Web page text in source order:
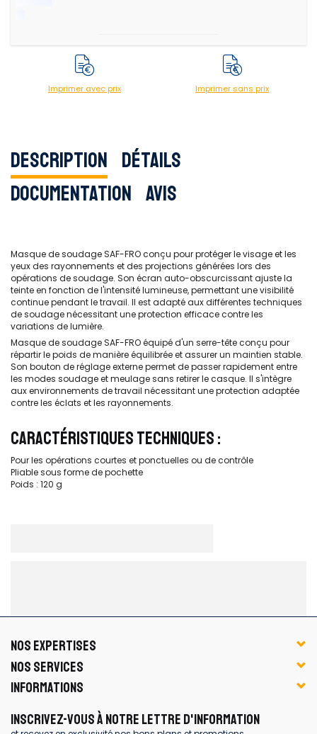
Imprimer avec prix Imprimer sans prix
Description Détails
Documentation Avis
Masque de soudage SAF-FRO conçu pour protéger le visage et les
yeux des rayonnements et des projections générées lors des
opérations de soudage. Son écran auto-obscurcissant ajuste la
teinte en fonction de l'intensité lumineuse, permettant une visibilité
continue pendant le travail. Il est adapté aux différentes techniques
de soudage nécessitant une protection efficace contre les
variations de lumière.
Masque de soudage SAF-FRO équipé d'un serre-tête conçu pour
répartir le poids de manière équilibrée et assurer un maintien stable.
Son bouton de réglage externe permet de passer rapidement entre
les modes soudage et meulage sans retirer le casque. Il s'intègre
aux environnements de travail nécessitant une protection adaptée
contre les éclats et les rayonnements.
CARACTÉRISTIQUES TECHNIQUES :
Pour les opérations courtes et ponctuelles ou de contrôle
Pliable sous forme de pochette
Poids : 120 g
NOS EXPERTISES
NOS SERVICES
INFORMATIONS
INSCRIVEZ-VOUS À NOTRE LETTRE D'INFORMATION